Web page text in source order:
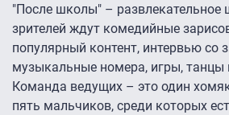
"После школы" – развлекательное
зрителей ждут комедийные
популярный контент, интервью со
музыкальные номера, игры, танцы
Команда ведущих – это один
пять мальчиков, среди которых